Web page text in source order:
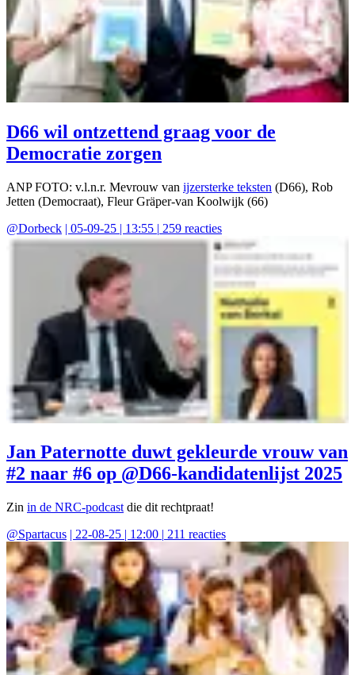
D66 wil ontzettend graag voor de
Democratie zorgen
ANP FOTO: v.l.n.r. Mevrouw van ijzersterke teksten (D66), Rob
Jetten (Democraat), Fleur Gräper-van Koolwijk (66)
@Dorbeck | 05-09-25 | 13:55 | 259 reacties
Jan Paternotte duwt gekleurde vrouw van
#2 naar #6 op @D66-kandidatenlijst 2025
Zin in de NRC-podcast die dit rechtpraat!
@Spartacus | 22-08-25 | 12:00 | 211 reacties